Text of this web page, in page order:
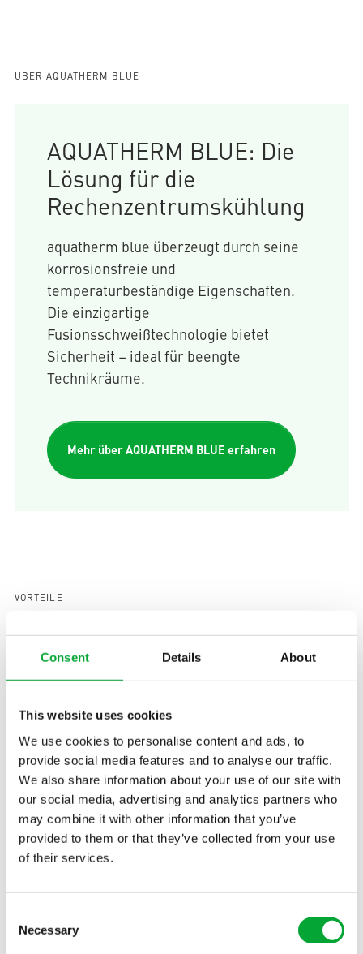
Consent Details About
This website uses cookies
We use cookies to personalise content and ads, to
provide social media features and to analyse our traffic.
We also share information about your use of our site with
our social media, advertising and analytics partners who
may combine it with other information that you’ve
provided to them or that they’ve collected from your use
of their services.
Selection
Necessary
ÜBER AQUATHERM BLUE
AQUATHERM BLUE: Die
Lösung für die
Rechenzentrumskühlung
aquatherm blue überzeugt durch seine
korrosionsfreie und
temperaturbeständige Eigenschaften.
Die einzigartige
Fusionsschweißtechnologie bietet
Sicherheit – ideal für beengte
Technikräume.
Mehr über AQUATHERM BLUE erfahren
VORTEILE
Vorteile auf einen Blick
Korrosionsfrei
und qualitativ
hochwertig –
ideal für
dauerhafte
Systemstabilität
Leicht,
montagefreundlic
h – perfekt für
enge Räume und
Umbauten